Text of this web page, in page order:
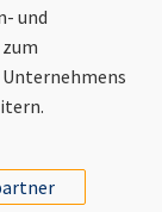
und